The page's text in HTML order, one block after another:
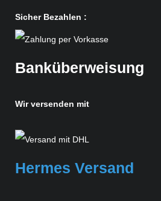
Sicher Bezahlen :
Banküberweisung
Wir versenden mit
Hermes Versand